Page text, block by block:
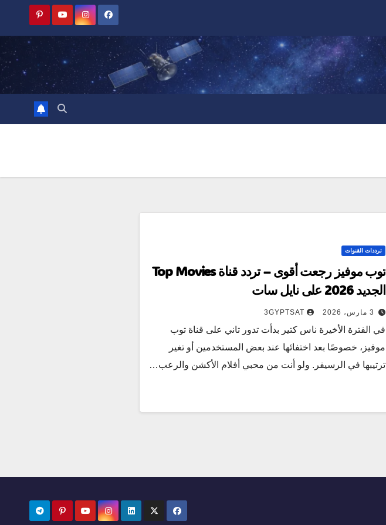
ترددات القنوات
توب موفيز رجعت أقوى – تردد قناة Top Movies
الجديد 2026 على نايل سات
3 مارس، 2026 3GYPTSAT
في الفترة الأخيرة ناس كتير بدأت تدور تاني على قناة توب
موفيز، خصوصًا بعد اختفائها عند بعض المستخدمين أو تغير
ترتيبها في الرسيفر. ولو أنت من محبي أفلام الأكشن والرعب…